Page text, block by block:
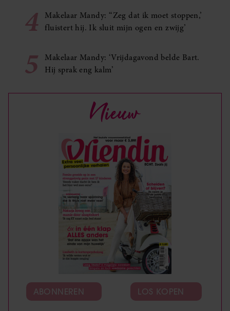
4
Makelaar Mandy: ‘‘Zeg dat ik moet stoppen,’
fluistert hij. Ik sluit mijn ogen en zwijg’
5
Makelaar Mandy: ‘Vrijdagavond belde Bart.
Hij sprak eng kalm’
Nieuw
ABONNEREN LOS KOPEN